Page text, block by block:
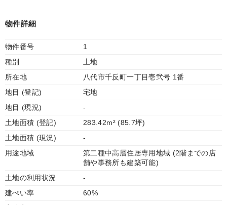
物件詳細
物件番号
1
種別
土地
所在地
八代市千反町一丁目壱弐号 1番
地目 (登記)
宅地
地目 (現況)
-
土地面積 (登記)
283.42m² (85.7坪)
土地面積 (現況)
-
用途地域
第二種中高層住居専用地域 (2階までの店
舗や事務所も建築可能)
土地の利用状況
-
建ぺい率
60%